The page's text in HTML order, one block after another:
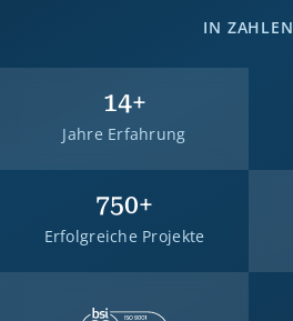
IN ZAHLEN
14+
Jahre Erfahrung
750+
Erfolgreiche Projekte